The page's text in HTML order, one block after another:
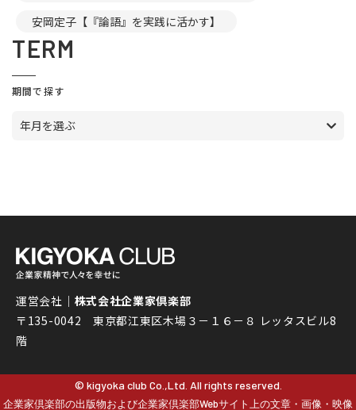
安岡定子【『論語』を実践に活かす】
TERM
期間で探す
年月を選ぶ
運営会社｜ 株式会社企業家倶楽部
〒135-0042 東京都江東区木場３－１６－８ レッタスビル8
階
© kigyoka club Co.,Ltd. All rights reserved.
企業家倶楽部の出版物および企業家倶楽部Webサイト上の文章・画像・映像